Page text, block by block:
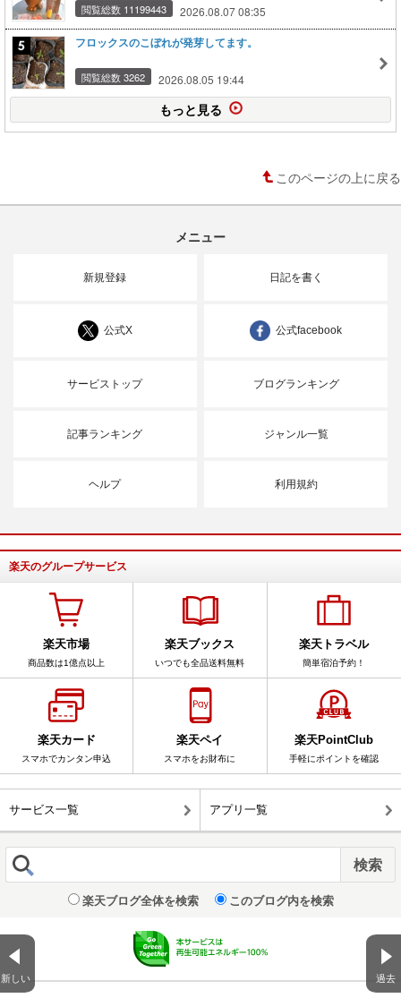
新しい 過去
閲覧総数 11199443 2026.08.07 08:35
フロックスのこぼれが発芽してます。
閲覧総数 3262 2026.08.05 19:44
もっと見る
このページの上に戻る
メニュー
新規登録 日記を書く
公式X 公式facebook
サービストップ ブログランキング
記事ランキング ジャンル一覧
ヘルプ 利用規約
楽天のグループサービス
楽天市場
商品数は1億点以上
楽天ブックス
いつでも全品送料無料
楽天トラベル
簡単宿泊予約！
楽天カード
スマホでカンタン申込
楽天ペイ
スマホをお財布に
楽天PointClub
手軽にポイントを確認
サービス一覧 アプリ一覧
楽天ブログ全体を検索 このブログ内を検索